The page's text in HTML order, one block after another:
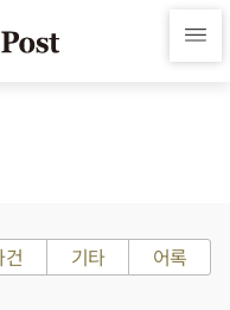
건 기타 어록